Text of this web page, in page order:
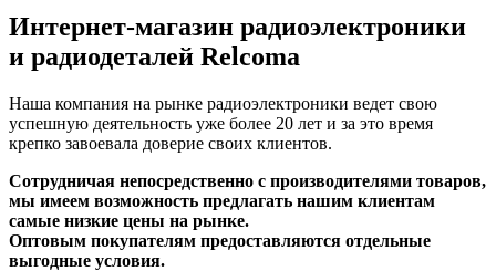
Интернет-магазин радиоэлектроники
и радиодеталей Relcoma
Наша компания на рынке радиоэлектроники ведет свою
успешную деятельность уже более 20 лет и за это время
крепко завоевала доверие своих клиентов.
Сотрудничая непосредственно с производителями товаров,
мы имеем возможность предлагать нашим клиентам
самые низкие цены на рынке.
Оптовым покупателям предоставляются отдельные
выгодные условия.